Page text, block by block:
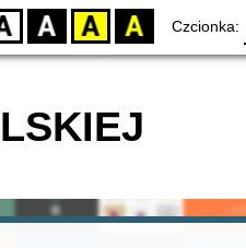
BW YB BY Czcionka: